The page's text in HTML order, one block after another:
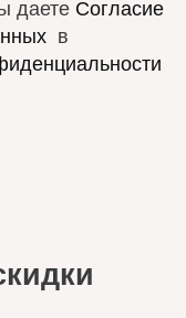
даете Согласие
в